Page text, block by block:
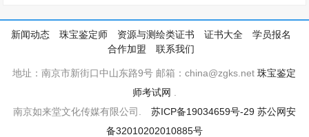
新闻动态 珠宝鉴定师 资源与测绘类证书 证书大全
学员报名
合作加盟
联系我们
地址：南京市新街口中山东路9号 邮箱：china@zgks.net珠宝鉴定
师考试网
南京如来堂文化传媒有限公司. 苏ICP备19034659号-29 苏公网安
备32010202010885号